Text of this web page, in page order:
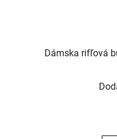
Dámska rifľová